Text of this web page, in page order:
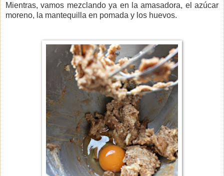
Mientras, vamos mezclando ya en la amasadora, el azúcar
moreno, la mantequilla en pomada y los huevos.